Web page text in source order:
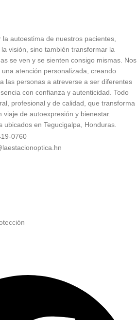
autoestima de nuestros pacientes,
visión, sino también transformar la
se ven y se sienten consigo mismas. Nos
atención personalizada, creando
las personas a atreverse a ser diferentes
con confianza y autenticidad. Todo
profesional y de calidad, que transforma
viaje de autoexpresión y bienestar.
ubicados en Tegucigalpa, Honduras.
0760